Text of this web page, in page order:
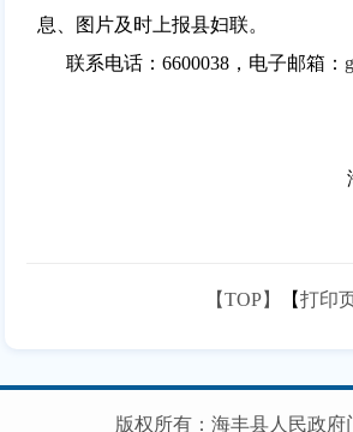
息、图片及时上报县妇联。
联系电话：6600038，电子邮箱：
【TOP】 【打印
版权所有：海丰县人民政府